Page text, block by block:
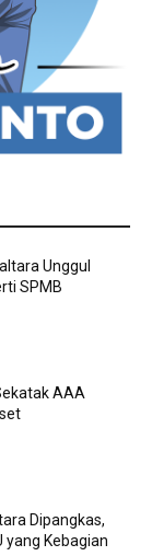
Unggul
SPMB
AAA
Dipangkas,
yang Kebagian